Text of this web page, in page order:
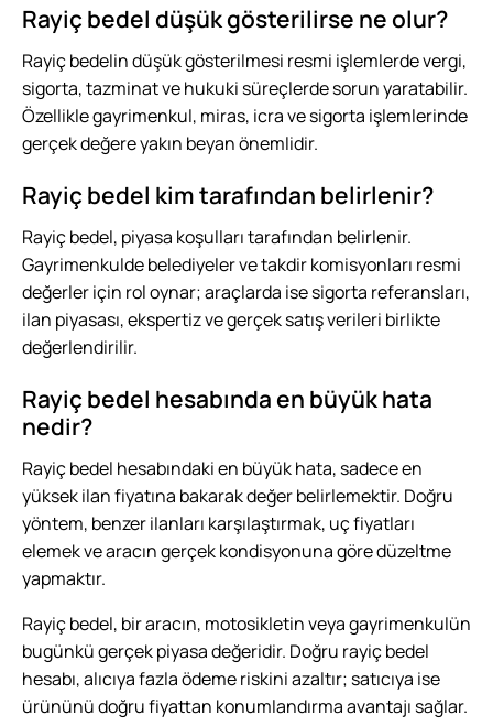
Rayiç bedel düşük gösterilirse ne olur?
Rayiç bedelin düşük gösterilmesi resmi işlemlerde vergi,
sigorta, tazminat ve hukuki süreçlerde sorun yaratabilir.
Özellikle gayrimenkul, miras, icra ve sigorta işlemlerinde
gerçek değere yakın beyan önemlidir.
Rayiç bedel kim tarafından belirlenir?
Rayiç bedel, piyasa koşulları tarafından belirlenir.
Gayrimenkulde belediyeler ve takdir komisyonları resmi
değerler için rol oynar; araçlarda ise sigorta referansları,
ilan piyasası, ekspertiz ve gerçek satış verileri birlikte
değerlendirilir.
Rayiç bedel hesabında en büyük hata
nedir?
Rayiç bedel hesabındaki en büyük hata, sadece en
yüksek ilan fiyatına bakarak değer belirlemektir. Doğru
yöntem, benzer ilanları karşılaştırmak, uç fiyatları
elemek ve aracın gerçek kondisyonuna göre düzeltme
yapmaktır.
Rayiç bedel, bir aracın, motosikletin veya gayrimenkulün
bugünkü gerçek piyasa değeridir. Doğru rayiç bedel
hesabı, alıcıya fazla ödeme riskini azaltır; satıcıya ise
ürününü doğru fiyattan konumlandırma avantajı sağlar.